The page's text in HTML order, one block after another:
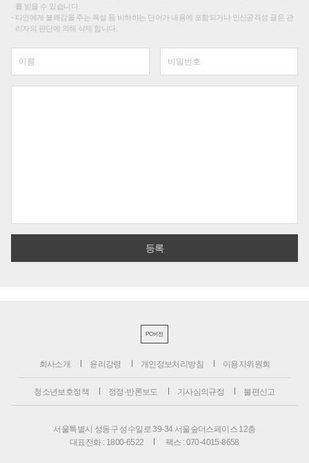
를 받을 수 있습니다.
타인에게 불쾌감을 주는 욕설 등 비하하는 단어가 내용에 포함되거나 인신공격성 글은 관
리자의 판단에 의해 삭제 합니다.
PC버전
회사소개 윤리강령 개인정보처리방침 이용자위원회
청소년보호정책 정정·반론보도 기사심의규정 불편신고
서울특별시 성동구 성수일로 39-34 서울숲더스페이스 12층
대표전화 : 1800-6522
팩스 : 070-4015-8658